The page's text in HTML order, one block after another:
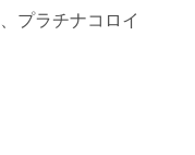
プラチナコロイ